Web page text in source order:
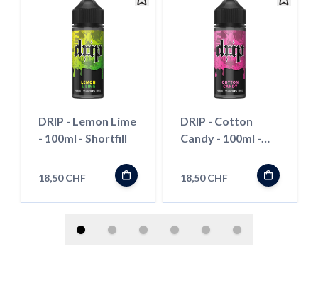
DRIP - Lemon Lime
- 100ml - Shortfill
18,50 CHF
DRIP - Cotton
Candy - 100ml -
18,50 CHF